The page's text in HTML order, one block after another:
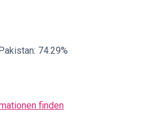
74.29%
finden